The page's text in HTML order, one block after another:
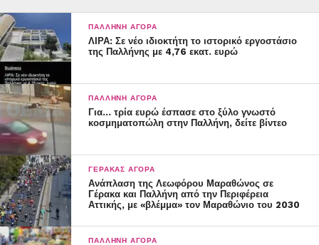
×
ΠΑΛΛΉΝΗ ΑΓΟΡΆ
ΛΙΡΑ: Σε νέο ιδιοκτήτη το ιστορικό εργοστάσιο
της Παλλήνης με 4,76 εκατ. ευρώ
ΠΑΛΛΉΝΗ ΑΓΟΡΆ
Για… τρία ευρώ έσπασε στο ξύλο γνωστό
κοσμηματοπώλη στην Παλλήνη, δείτε βίντεο
ΓΈΡΑΚΑΣ ΑΓΟΡΆ
Ανάπλαση της Λεωφόρου Μαραθώνος σε
Γέρακα και Παλλήνη από την Περιφέρεια
Αττικής, με «βλέμμα» τον Μαραθώνιο του 2030
ΠΑΛΛΉΝΗ ΑΓΟΡΆ